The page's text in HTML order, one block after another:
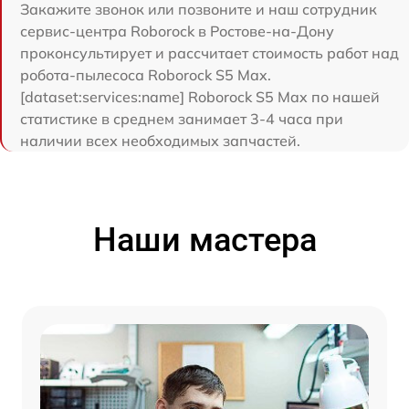
Закажите звонок или позвоните и наш сотрудник
сервис-центра Roborock в Ростове-на-Дону
проконсультирует и рассчитает стоимость работ над
робота-пылесоса Roborock S5 Max.
[dataset:services:name] Roborock S5 Max по нашей
статистике в среднем занимает 3-4 часа при
наличии всех необходимых запчастей.
Наши мастера